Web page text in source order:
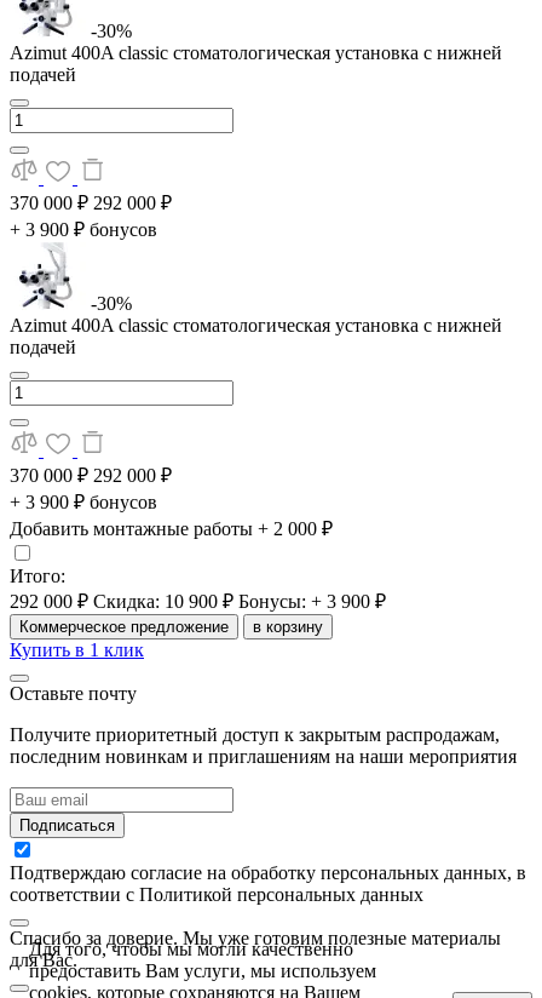
-30%
Azimut 400A classic стоматологическая установка с нижней
подачей
370 000 ₽ 292 000 ₽
+ 3 900 ₽ бонусов
-30%
Azimut 400A classic стоматологическая установка с нижней
подачей
370 000 ₽ 292 000 ₽
+ 3 900 ₽ бонусов
Добавить монтажные работы + 2 000 ₽
Итого:
292 000 ₽ Скидка: 10 900 ₽ Бонусы: + 3 900 ₽
Коммерческое предложение в корзину
Купить в 1 клик
Оставьте почту
Получите приоритетный доступ к закрытым распродажам,
последним новинкам и приглашениям на наши мероприятия
Подписаться
Подтверждаю согласие на обработку персональных данных, в
соответствии с Политикой персональных данных
Спасибо за доверие. Мы уже готовим полезные материалы
для Вас.
Для того, чтобы мы могли качественно
предоставить Вам услуги, мы используем
cookies, которые сохраняются на Вашем